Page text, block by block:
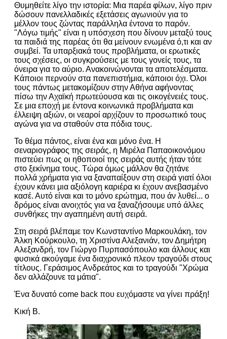
Θυμηθείτε λίγο την ιστορία: Μια παρέα φίλων, λίγο πριν
δώσουν πανελλαδικές εξετάσεις αγωνιούν για το
μέλλον τους ζώντας παράλληλα έντονα το παρόν.
"Λόγω τιμής" είναι η υπόσχεση που δίνουν μεταξύ τους
τα παιδιά της παρέας ότι θα μείνουν ενωμένα ό,τι και αν
συμβεί. Τα υπαρξιακά τους προβλήματα, οι ερωτικές
τους σχέσεις, οι συγκρούσεις με τους γονείς τους, τα
όνειρα για το αύριο. Ανακοινώνονται τα αποτελέσματα.
Κάποιοι περνούν στα πανεπιστήμια, κάποιοι όχι. Όλοι
τους πάντως μετακομίζουν στην Αθήνα αφήνοντας
πίσω την Αχαϊκή πρωτεύουσα και τις οικογένειές τους.
Σε μια εποχή με έντονα κοινωνικά προβλήματα και
έλλειψη αξιών, οι νεαροί αρχίζουν το προσωπικό τους
αγώνα για να σταθούν στα πόδια τους.
Το θέμα πάντος, είναι ένα και μόνο ένα. Η
σεναριογράφος της σειράς, η Μιρέλα Παπαοικονόμου
πιστεύει πως οι ηθοποιοί της σειράς αυτής ήταν τότε
στο ξεκίνημα τους. Τώρα όμως μάλλον θα ζητάνε
πολλά χρήματα για να ξαναπαίξουν στη σειρά γιατί όλοι
έχουν κάνει μια αξιόλογη καριέρα κι έχουν ανεβασμένο
κασέ. Αυτό είναι και το μόνο ερώτημα, που άν λυθεί... ο
δρόμος είναι ανοιχτός για να ξαναζήσουμε υπό άλλες
συνθήκες την αγαπημένη αυτή σειρά.
Στη σειρά βλέπαμε τον Κωνσταντίνο Μαρκουλάκη, τον
Άλκη Κούρκουλο, τη Χριστίνα Αλεξανιάν, τον Δημήτρη
Αλεξανδρή, τον Γιώργο Πυρπασόπουλο και άλλους και
φυσικά ακούγαμε ένα διαχρονικό πλεον τραγούδι στους
τίτλους. Γεράσιμος Ανδρεάτος και το τραγούδι "Χρώμα
δεν αλλάζουνε τα μάτια".
Ένα δυνατό come back που ευχόμαστε να γίνει πράξη!
Κική Β.